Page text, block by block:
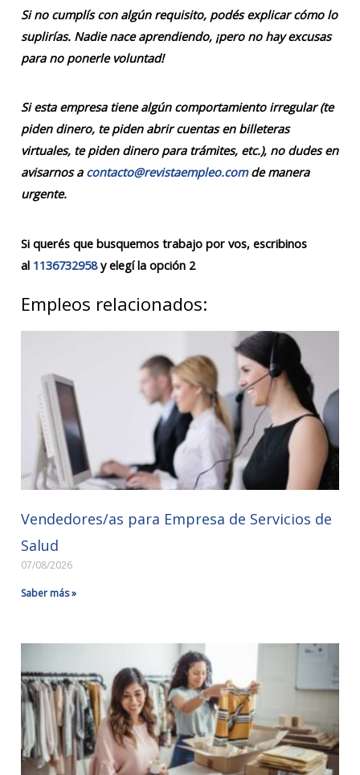
Si no cumplís con algún requisito, podés explicar cómo lo
suplirías. Nadie nace aprendiendo, ¡pero no hay excusas
para no ponerle voluntad!
Si esta empresa tiene algún comportamiento irregular (te
piden dinero, te piden abrir cuentas en billeteras
virtuales, te piden dinero para trámites, etc.), no dudes en
avisarnos a contacto@revistaempleo.comde manera
urgente.
Si querés que busquemos trabajo por vos, escribinos
al 1136732958y elegí la opción 2
Empleos relacionados:
Vendedores/as para Empresa de Servicios de
Salud
07/08/2026
Saber más »